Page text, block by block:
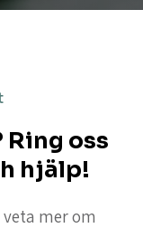
Ring oss
hjälp!
mer om